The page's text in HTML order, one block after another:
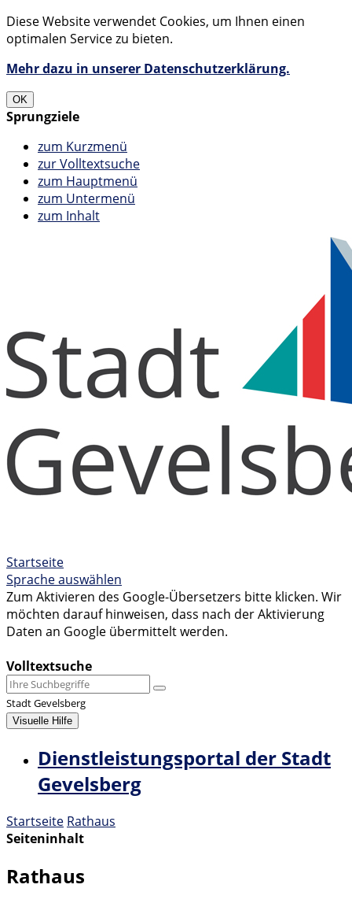
Diese Website verwendet Cookies, um Ihnen einen
optimalen Service zu bieten.
Mehr dazu in unserer Datenschutzerklärung.
OK
Sprungziele
zum Kurzmenü
zur Volltextsuche
zum Hauptmenü
zum Untermenü
zum Inhalt
Startseite
Sprache auswählen
Zum Aktivieren des Google-Übersetzers bitte klicken. Wir
möchten darauf hinweisen, dass nach der Aktivierung
Daten an Google übermittelt werden.
Volltextsuche
Stadt Gevelsberg
Visuelle Hilfe
Dienstleistungsportal der Stadt
Gevelsberg
Startseite Rathaus
Seiteninhalt
Rathaus